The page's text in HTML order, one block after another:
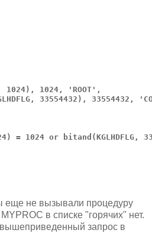
1024), 1024, 'ROOT',
33554432), 33554432,
= 1024 or bitand(KGLHDFLG,
еще не вызывали процедуру
в списке "горячих" нет.
запрос в